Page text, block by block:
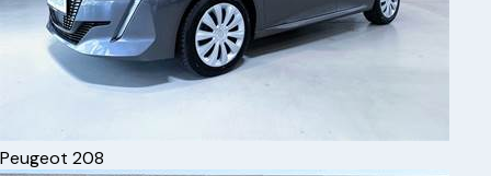
Peugeot 208